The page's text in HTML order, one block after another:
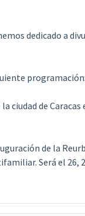
dedicado a
programación:
de Caracas
de la
Será el 26,